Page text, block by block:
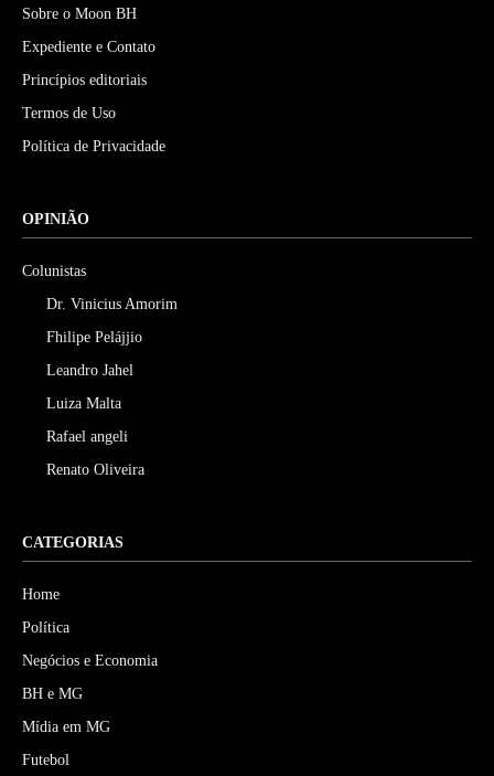
Sobre o Moon BH
Expediente e Contato
Princípios editoriais
Termos de Uso
Política de Privacidade
OPINIÃO
Colunistas
Dr. Vinicius Amorim
Fhilipe Pelájjio
Leandro Jahel
Luiza Malta
Rafael angeli
Renato Oliveira
CATEGORIAS
Home
Política
Negócios e Economia
BH e MG
Mídia em MG
Futebol